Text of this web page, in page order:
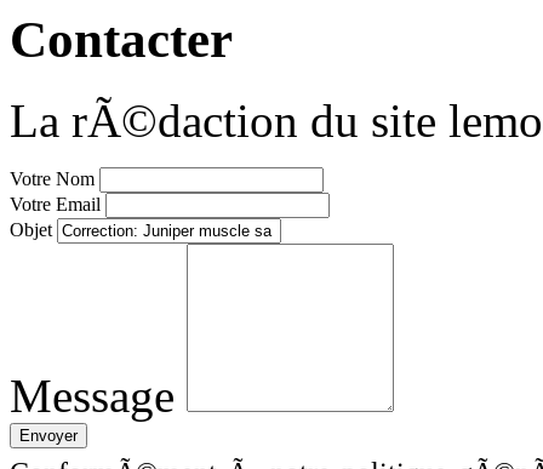
Contacter
La rÃ©daction du site
Votre Nom
Votre Email
Objet
Message